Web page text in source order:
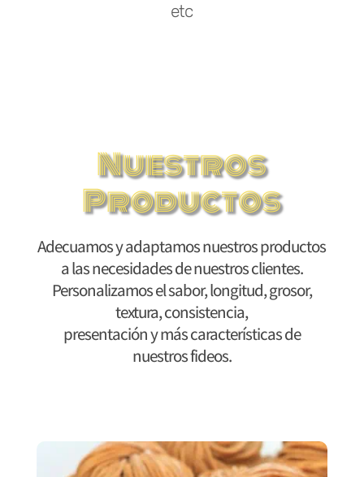
etc
Nuestros
Productos
Adecuamos y adaptamos nuestros productos
a las necesidades de nuestros clientes.
Personalizamos el sabor, longitud, grosor,
textura, consistencia,
presentación y más características de
nuestros fideos.